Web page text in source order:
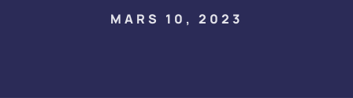
MARS 10, 2023